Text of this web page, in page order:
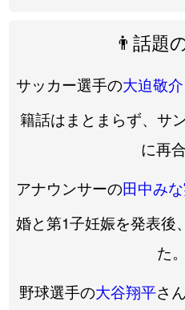
👨話題
サッカー選手の大迫敬介
籍話はまとまらず、サ
に再
アナウンサーの田中み
婚と第1子妊娠を発表後
た
野球選手の大谷翔平さ